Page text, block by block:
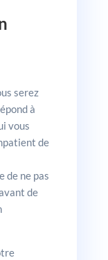
serez
à
vous
de
de ne pas
de